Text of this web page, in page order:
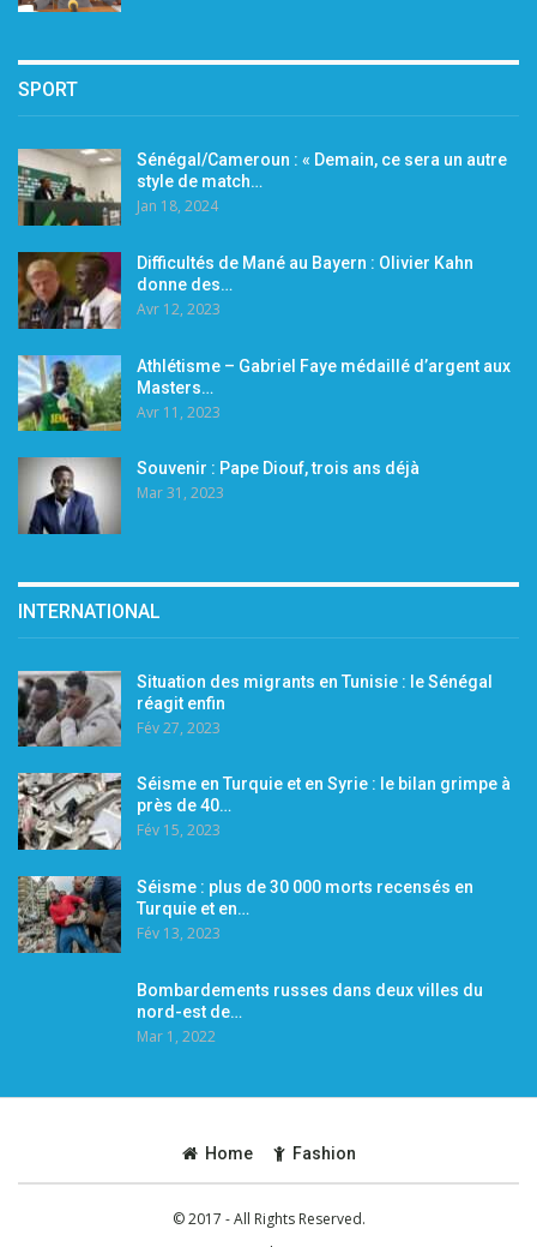
SPORT
Sénégal/Cameroun : « Demain, ce sera un autre
style de match…
Jan 18, 2024
Difficultés de Mané au Bayern : Olivier Kahn
donne des…
Avr 12, 2023
Athlétisme – Gabriel Faye médaillé d’argent aux
Masters…
Avr 11, 2023
Souvenir : Pape Diouf, trois ans déjà
Mar 31, 2023
INTERNATIONAL
Situation des migrants en Tunisie : le Sénégal
réagit enfin
Fév 27, 2023
Séisme en Turquie et en Syrie : le bilan grimpe à
près de 40…
Fév 15, 2023
Séisme : plus de 30 000 morts recensés en
Turquie et en…
Fév 13, 2023
Bombardements russes dans deux villes du
nord-est de…
Mar 1, 2022
Home Fashion
© 2017 - All Rights Reserved.